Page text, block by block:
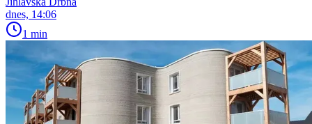
dnes, 14:06
1 min